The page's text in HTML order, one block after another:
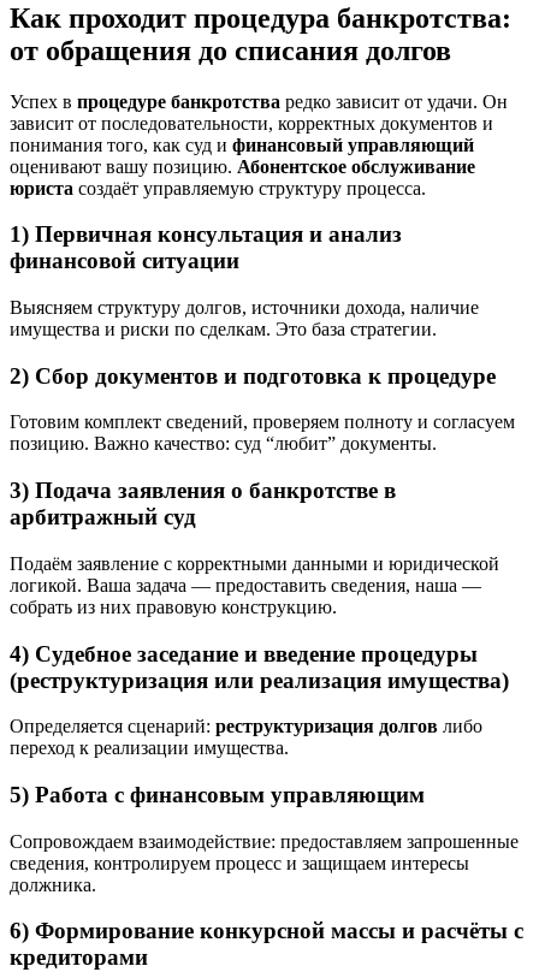
Как проходит процедура банкротства:
от обращения до списания долгов
Успех в процедуре банкротства редко зависит от удачи. Он
зависит от последовательности, корректных документов и
понимания того, как суд и финансовый управляющий
оценивают вашу позицию. Абонентское обслуживание
юриста создаёт управляемую структуру процесса.
1) Первичная консультация и анализ
финансовой ситуации
Выясняем структуру долгов, источники дохода, наличие
имущества и риски по сделкам. Это база стратегии.
2) Сбор документов и подготовка к процедуре
Готовим комплект сведений, проверяем полноту и согласуем
позицию. Важно качество: суд “любит” документы.
3) Подача заявления о банкротстве в
арбитражный суд
Подаём заявление с корректными данными и юридической
логикой. Ваша задача — предоставить сведения, наша —
собрать из них правовую конструкцию.
4) Судебное заседание и введение процедуры
(реструктуризация или реализация имущества)
Определяется сценарий: реструктуризация долгов либо
переход к реализации имущества.
5) Работа с финансовым управляющим
Сопровождаем взаимодействие: предоставляем запрошенные
сведения, контролируем процесс и защищаем интересы
должника.
6) Формирование конкурсной массы и расчёты с
кредиторами